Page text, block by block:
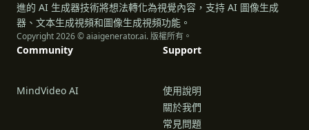
進的 AI 生成器技術將想法轉化為視覺內容，支持 AI 圖像生成
器、文本生成視頻和圖像生成視頻功能。
Copyright 2026 © aiaigenerator.ai. 版權所有。
Community
MindVideo AI
Support
使用說明
關於我們
常見問題